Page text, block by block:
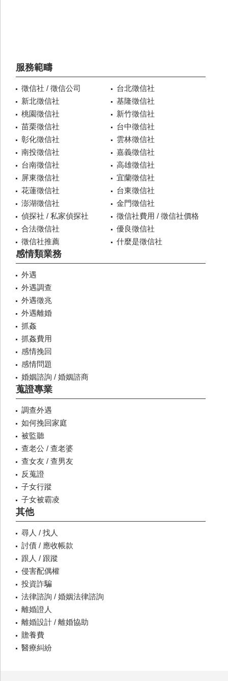
服務範疇
徵信社 / 徵信公司
台北徵信社
新北徵信社
基隆徵信社
桃園徵信社
新竹徵信社
苗栗徵信社
台中徵信社
彰化徵信社
雲林徵信社
南投徵信社
嘉義徵信社
台南徵信社
高雄徵信社
屏東徵信社
宜蘭徵信社
花蓮徵信社
台東徵信社
澎湖徵信社
金門徵信社
偵探社 / 私家偵探社
徵信社費用 / 徵信社價格
合法徵信社
優良徵信社
徵信社推薦
什麼是徵信社
感情類業務
外遇
外遇調查
外遇徵兆
外遇離婚
抓姦
抓姦費用
感情挽回
感情問題
婚姻諮詢 / 婚姻諮商
蒐證專業
調查外遇
如何挽回家庭
被監聽
查老公 / 查老婆
查女友 / 查男友
反蒐證
子女行蹤
子女被霸凌
其他
尋人 / 找人
討債 / 應收帳款
跟人 / 跟蹤
侵害配偶權
投資詐騙
法律諮詢 / 婚姻法律諮詢
離婚證人
離婚設計 / 離婚協助
贍養費
醫療糾紛